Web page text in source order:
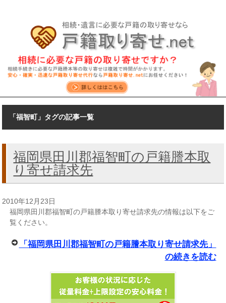
「福智町」タグの記事一覧
福岡県田川郡福智町の戸籍謄本取
り寄せ請求先
2010年12月23日
福岡県田川郡福智町の戸籍謄本取り寄せ請求先の情報は以下をご
覧ください。
「福岡県田川郡福智町の戸籍謄本取り寄せ請求先」
の続きを読む